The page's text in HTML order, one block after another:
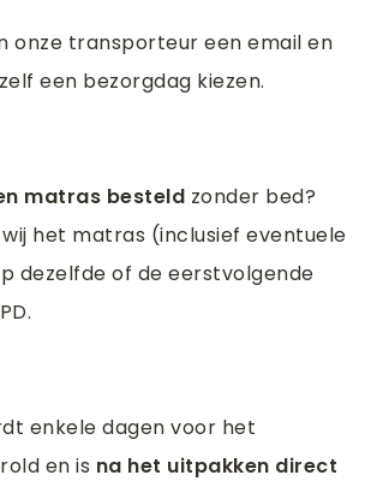
onze transporteur een email en
een bezorgdag kiezen.
matras besteld zonder bed?
het matras (inclusief eventuele
dezelfde of de eerstvolgende
enkele dagen voor het
en is na het uitpakken direct